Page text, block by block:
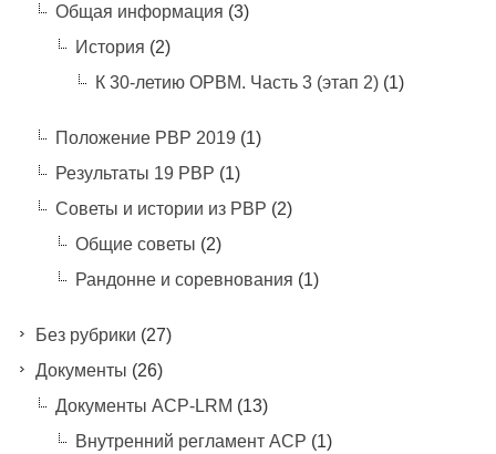
Общая информация (3)
История (2)
К 30-летию ОРВМ. Часть 3 (этап 2)(1)
Положение РВР 2019 (1)
Результаты 19 РВР (1)
Советы и истории из РВР (2)
Общие советы (2)
Рандонне и соревнования (1)
Без рубрики (27)
Документы (26)
Документы ACP-LRM (13)
Внутренний регламент АСР (1)